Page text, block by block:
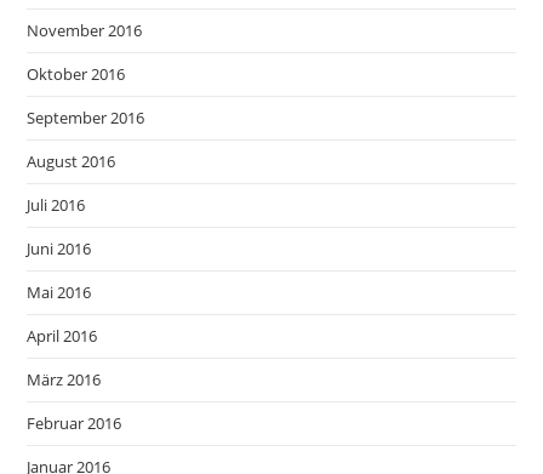
November 2016
Oktober 2016
September 2016
August 2016
Juli 2016
Juni 2016
Mai 2016
April 2016
März 2016
Februar 2016
Januar 2016